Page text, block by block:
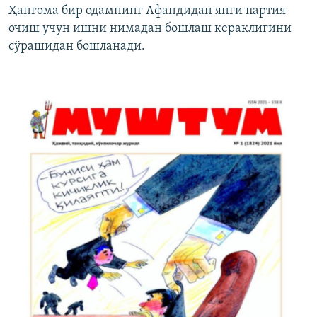
Ҳангома бир одамнинг Афандидан янги партия
очиш учун ишни нимадан бошлаш кераклигини
сўрашидан бошланади.